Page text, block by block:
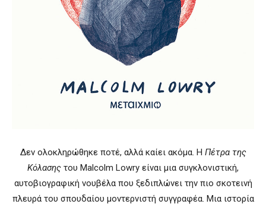
Δεν ολοκληρώθηκε ποτέ, αλλά καίει ακόμα. Η Πέτρα της
Κόλασης του Malcolm Lowry είναι μια συγκλονιστική,
αυτοβιογραφική νουβέλα που ξεδιπλώνει την πιο σκοτεινή
πλευρά του σπουδαίου μοντερνιστή συγγραφέα. Μια ιστορία